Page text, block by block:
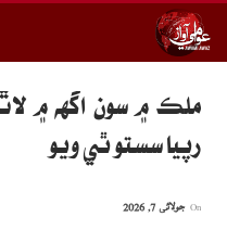
ملڪ ۾ سون اگهه ۾
رپيا سستو ٿي ويو
جولائی 7, 2026